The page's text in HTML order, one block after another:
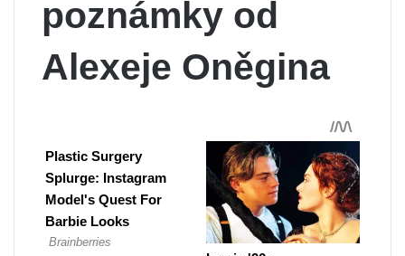
poznámky od
Alexeje Oněgina